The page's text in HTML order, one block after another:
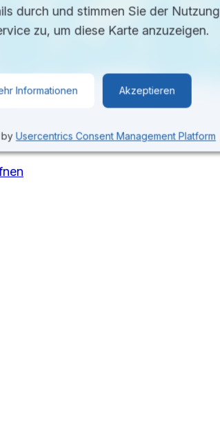
durch und stimmen Sie der Nutzung
zu, um diese Karte anzuzeigen.
Informationen Akzeptieren
Usercentrics Consent Management Platform